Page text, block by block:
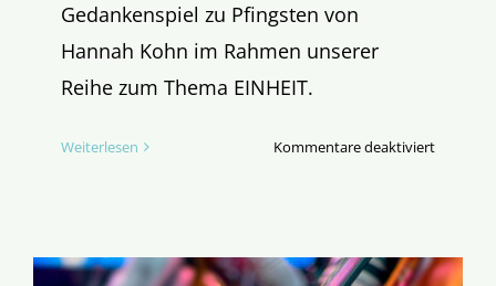
Gedankenspiel zu Pfingsten von
Hannah Kohn im Rahmen unserer
Reihe zum Thema EINHEIT.
Weiterlesen Kommentare deaktiviertfür